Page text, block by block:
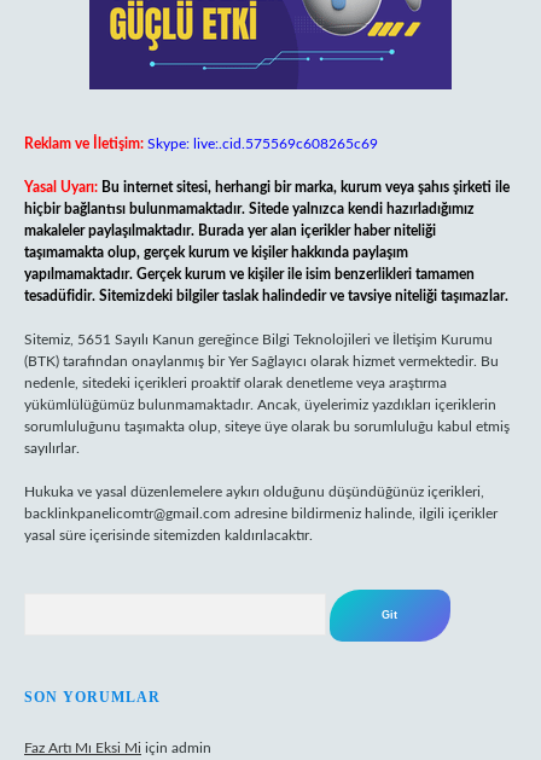
Reklam ve İletişim: Skype: live:.cid.575569c608265c69
Yasal Uyarı: Bu internet sitesi, herhangi bir marka, kurum veya şahıs şirketi ile
hiçbir bağlantısı bulunmamaktadır. Sitede yalnızca kendi hazırladığımız
makaleler paylaşılmaktadır. Burada yer alan içerikler haber niteliği
taşımamakta olup, gerçek kurum ve kişiler hakkında paylaşım
yapılmamaktadır. Gerçek kurum ve kişiler ile isim benzerlikleri tamamen
tesadüfidir. Sitemizdeki bilgiler taslak halindedir ve tavsiye niteliği taşımazlar.
Sitemiz, 5651 Sayılı Kanun gereğince Bilgi Teknolojileri ve İletişim Kurumu
(BTK) tarafından onaylanmış bir Yer Sağlayıcı olarak hizmet vermektedir. Bu
nedenle, sitedeki içerikleri proaktif olarak denetleme veya araştırma
yükümlülüğümüz bulunmamaktadır. Ancak, üyelerimiz yazdıkları içeriklerin
sorumluluğunu taşımakta olup, siteye üye olarak bu sorumluluğu kabul etmiş
sayılırlar.
Hukuka ve yasal düzenlemelere aykırı olduğunu düşündüğünüz içerikleri,
backlinkpanelicomtr@gmail.com adresine bildirmeniz halinde, ilgili içerikler
yasal süre içerisinde sitemizden kaldırılacaktır.
SON YORUMLAR
Faz Artı Mı Eksi Mi için admin